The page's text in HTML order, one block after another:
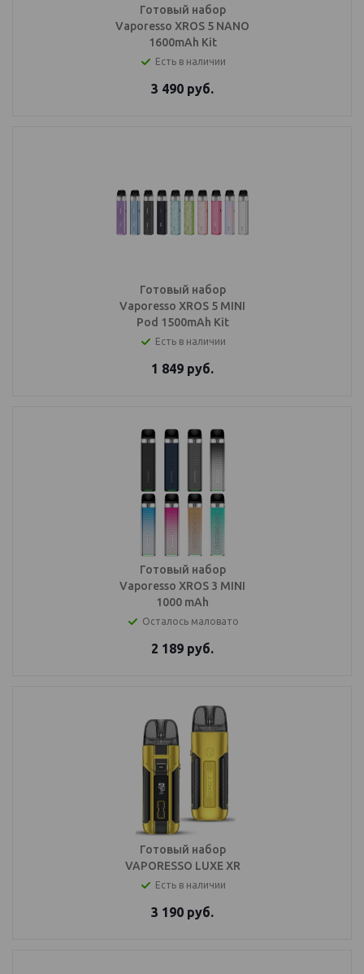
Готовый набор
Vaporesso XROS 5 NANO
1600mAh Kit
Есть в наличии
3 490 руб.
Готовый набор
Vaporesso XROS 5 MINI
Pod 1500mAh Kit
Есть в наличии
1 849 руб.
Готовый набор
Vaporesso XROS 3 MINI
1000 mAh
Осталось маловато
2 189 руб.
Готовый набор
VAPORESSO LUXE XR
Есть в наличии
3 190 руб.